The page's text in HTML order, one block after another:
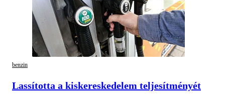
benzin
Lassította a kiskereskedelem teljesítményét